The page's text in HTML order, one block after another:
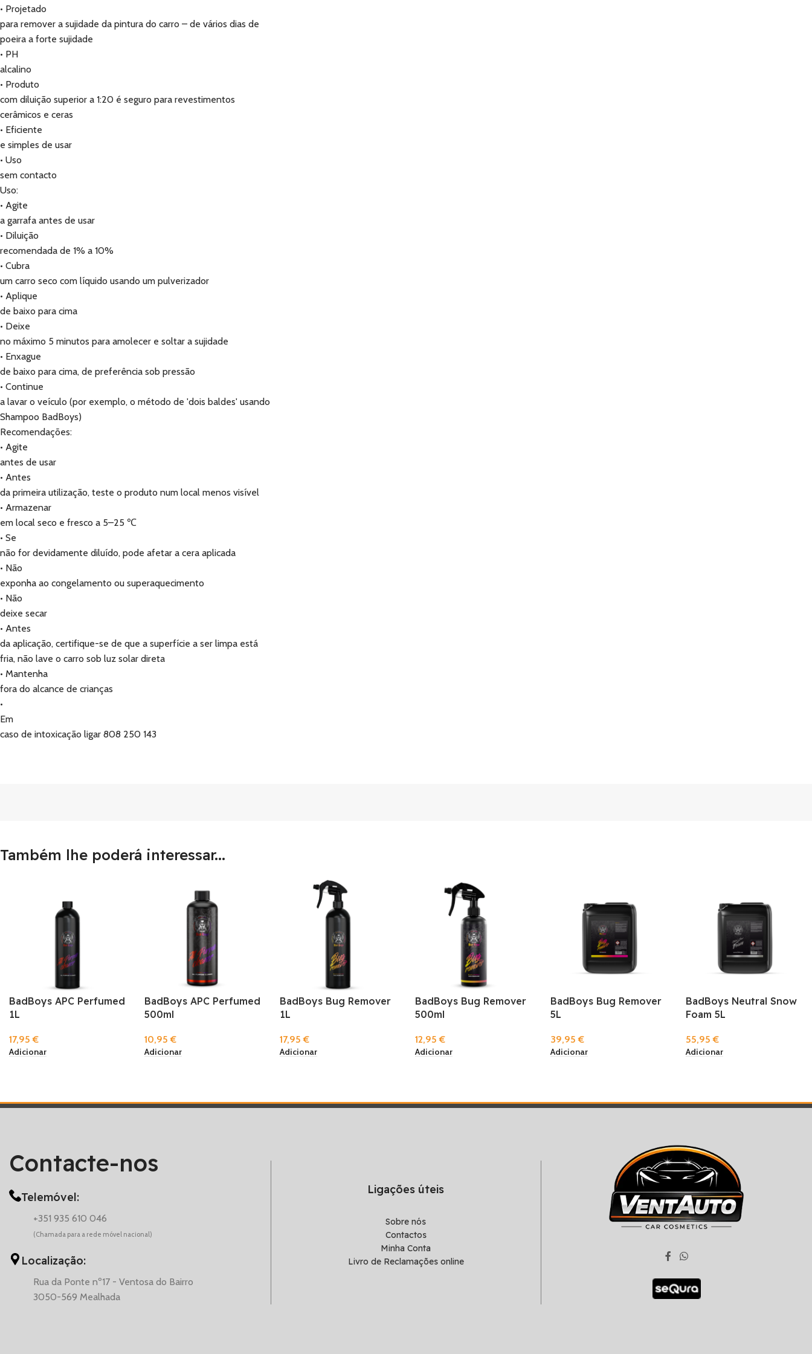
• Projetado
para remover a sujidade da pintura do carro – de vários dias de
poeira a forte sujidade
• PH
alcalino
• Produto
com diluição superior a 1:20 é seguro para revestimentos
cerâmicos e ceras
• Eficiente
e simples de usar
• Uso
sem contacto
Uso:
• Agite
a garrafa antes de usar
• Diluição
recomendada de 1% a 10%
• Cubra
um carro seco com líquido usando um pulverizador
• Aplique
de baixo para cima
• Deixe
no máximo 5 minutos para amolecer e soltar a sujidade
• Enxague
de baixo para cima, de preferência sob pressão
• Continue
a lavar o veículo (por exemplo, o método de 'dois baldes' usando
Shampoo BadBoys)
Recomendações:
• Agite
antes de usar
• Antes
da primeira utilização, teste o produto num local menos visível
• Armazenar
em local seco e fresco a 5–25 ℃
• Se
não for devidamente diluído, pode afetar a cera aplicada
• Não
exponha ao congelamento ou superaquecimento
• Não
deixe secar
• Antes
da aplicação, certifique-se de que a superfície a ser limpa está
fria, não lave o carro sob luz solar direta
• Mantenha
fora do alcance de crianças
•
Em
caso de intoxicação ligar 808 250 143
Também lhe poderá interessar...
BadBoys APC Perfumed
1L
17,95€
Adicionar
BadBoys APC Perfumed
500ml
10,95€
Adicionar
BadBoys Bug Remover
1L
17,95€
Adicionar
BadBoys Bug Remover
500ml
12,95€
Adicionar
BadBoys Bug Remover
5L
39,95€
Adicionar
BadBoys Neutral Snow
Foam 5L
55,95€
Adicionar
Contacte-nos
Telemóvel:
+351 935 610 046
(Chamada para a rede móvel nacional)
Localização:
Rua da Ponte nº17 - Ventosa do Bairro
3050-569 Mealhada
Ligações úteis
Sobre nós
Contactos
Minha Conta
Livro de Reclamações online